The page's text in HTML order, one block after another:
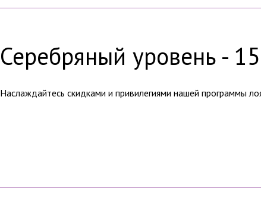
Серебряный уровень -
Наслаждайтесь скидками и привилегиями нашей программы